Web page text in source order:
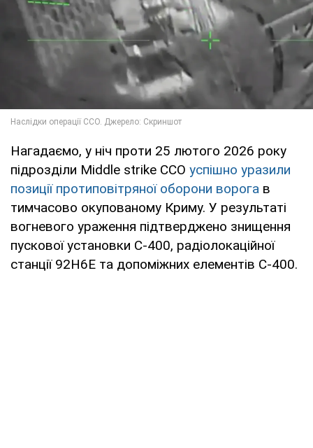
Нагадаємо, у ніч проти 25 лютого 2026 року
підрозділи Middle strike ССО успішно уразили
позиції протиповітряної оборони ворога в
тимчасово окупованому Криму. У результаті
вогневого ураження підтверджено знищення
пускової установки С-400, радіолокаційної
станції 92Н6Е та допоміжних елементів С-400.